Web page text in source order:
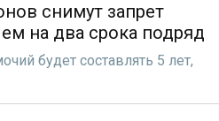
снимут запрет
на два срока подряд
будет составлять 5 лет,